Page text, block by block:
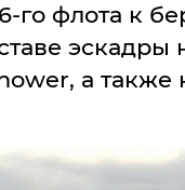
го флота к
эскадры
а также